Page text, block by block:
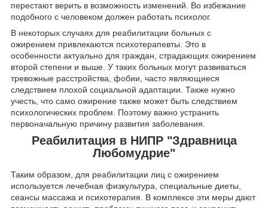
перестают верить в возможность изменений. Во избежание
подобного с человеком должен работать психолог.
В некоторых случаях для реабилитации больных с
ожирением привлекаются психотерапевты. Это в
особенности актуально для граждан, страдающих ожирением
второй степени и выше. У таких больных могут развиваться
тревожные расстройства, фобии, часто являющиеся
следствием плохой социальной адаптации. Также нужно
учесть, что само ожирение также может быть следствием
психологических проблем. Поэтому важно устранить
первоначальную причину развития заболевания.
Реабилитация в НИПР "Здравница
Любомудрие"
Таким образом, для реабилитации лиц с ожирением
используется лечебная физкультура, специальные диеты,
сеансы массажа и психотерапия. В комплексе эти меры дают